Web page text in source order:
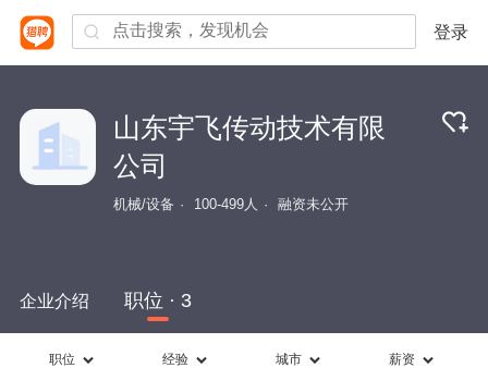
登录
山东宇飞传动技术有限
公司
机械/设备 100-499人 融资未公开
企业介绍 职位 · 3
职位 经验 城市 薪资